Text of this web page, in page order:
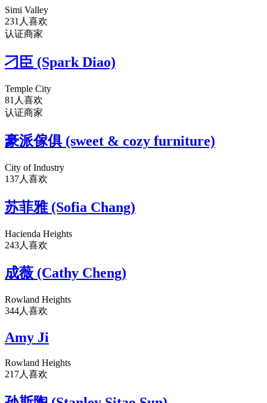
Simi Valley
231人喜欢
认证商家
刁臣 (Spark Diao)
Temple City
81人喜欢
认证商家
豪派傢俱 (sweet & cozy furniture)
City of Industry
137人喜欢
苏菲雅 (Sofia Chang)
Hacienda Heights
243人喜欢
成薇 (Cathy Cheng)
Rowland Heights
344人喜欢
Amy Ji
Rowland Heights
217人喜欢